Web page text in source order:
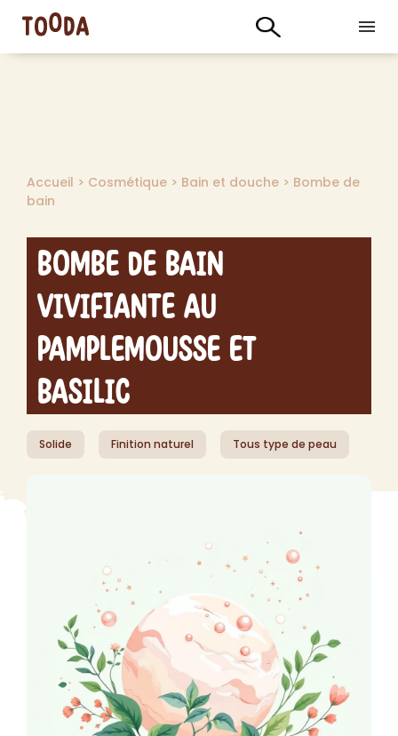
Accueil > Cosmétique > Bain et douche > Bombe de
bain
Bombe de Bain
Vivifiante au
Pamplemousse et
Basilic
Solide Finition naturel Tous type de peau